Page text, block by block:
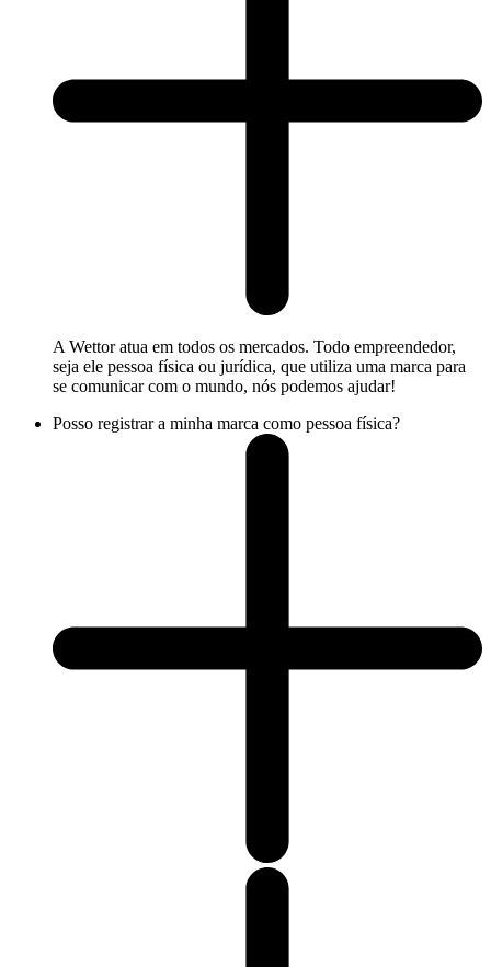
A Wettor atua em todos os mercados. Todo empreendedor,
seja ele pessoa física ou jurídica, que utiliza uma marca para
se comunicar com o mundo, nós podemos ajudar!
Posso registrar a minha marca como pessoa física?